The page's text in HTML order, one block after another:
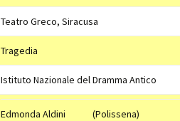
Teatro Greco, Siracusa
Tragedia
Istituto Nazionale del Dramma Antico
Edmonda Aldini (Polissena)